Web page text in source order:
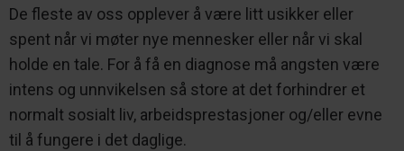
De fleste av oss opplever å være litt usikker eller
spent når vi møter nye mennesker eller når vi skal
holde en tale. For å få en diagnose må angsten være
intens og unnvikelsen så store at det forhindrer et
normalt sosialt liv, arbeidsprestasjoner og/eller evne
til å fungere i det daglige.